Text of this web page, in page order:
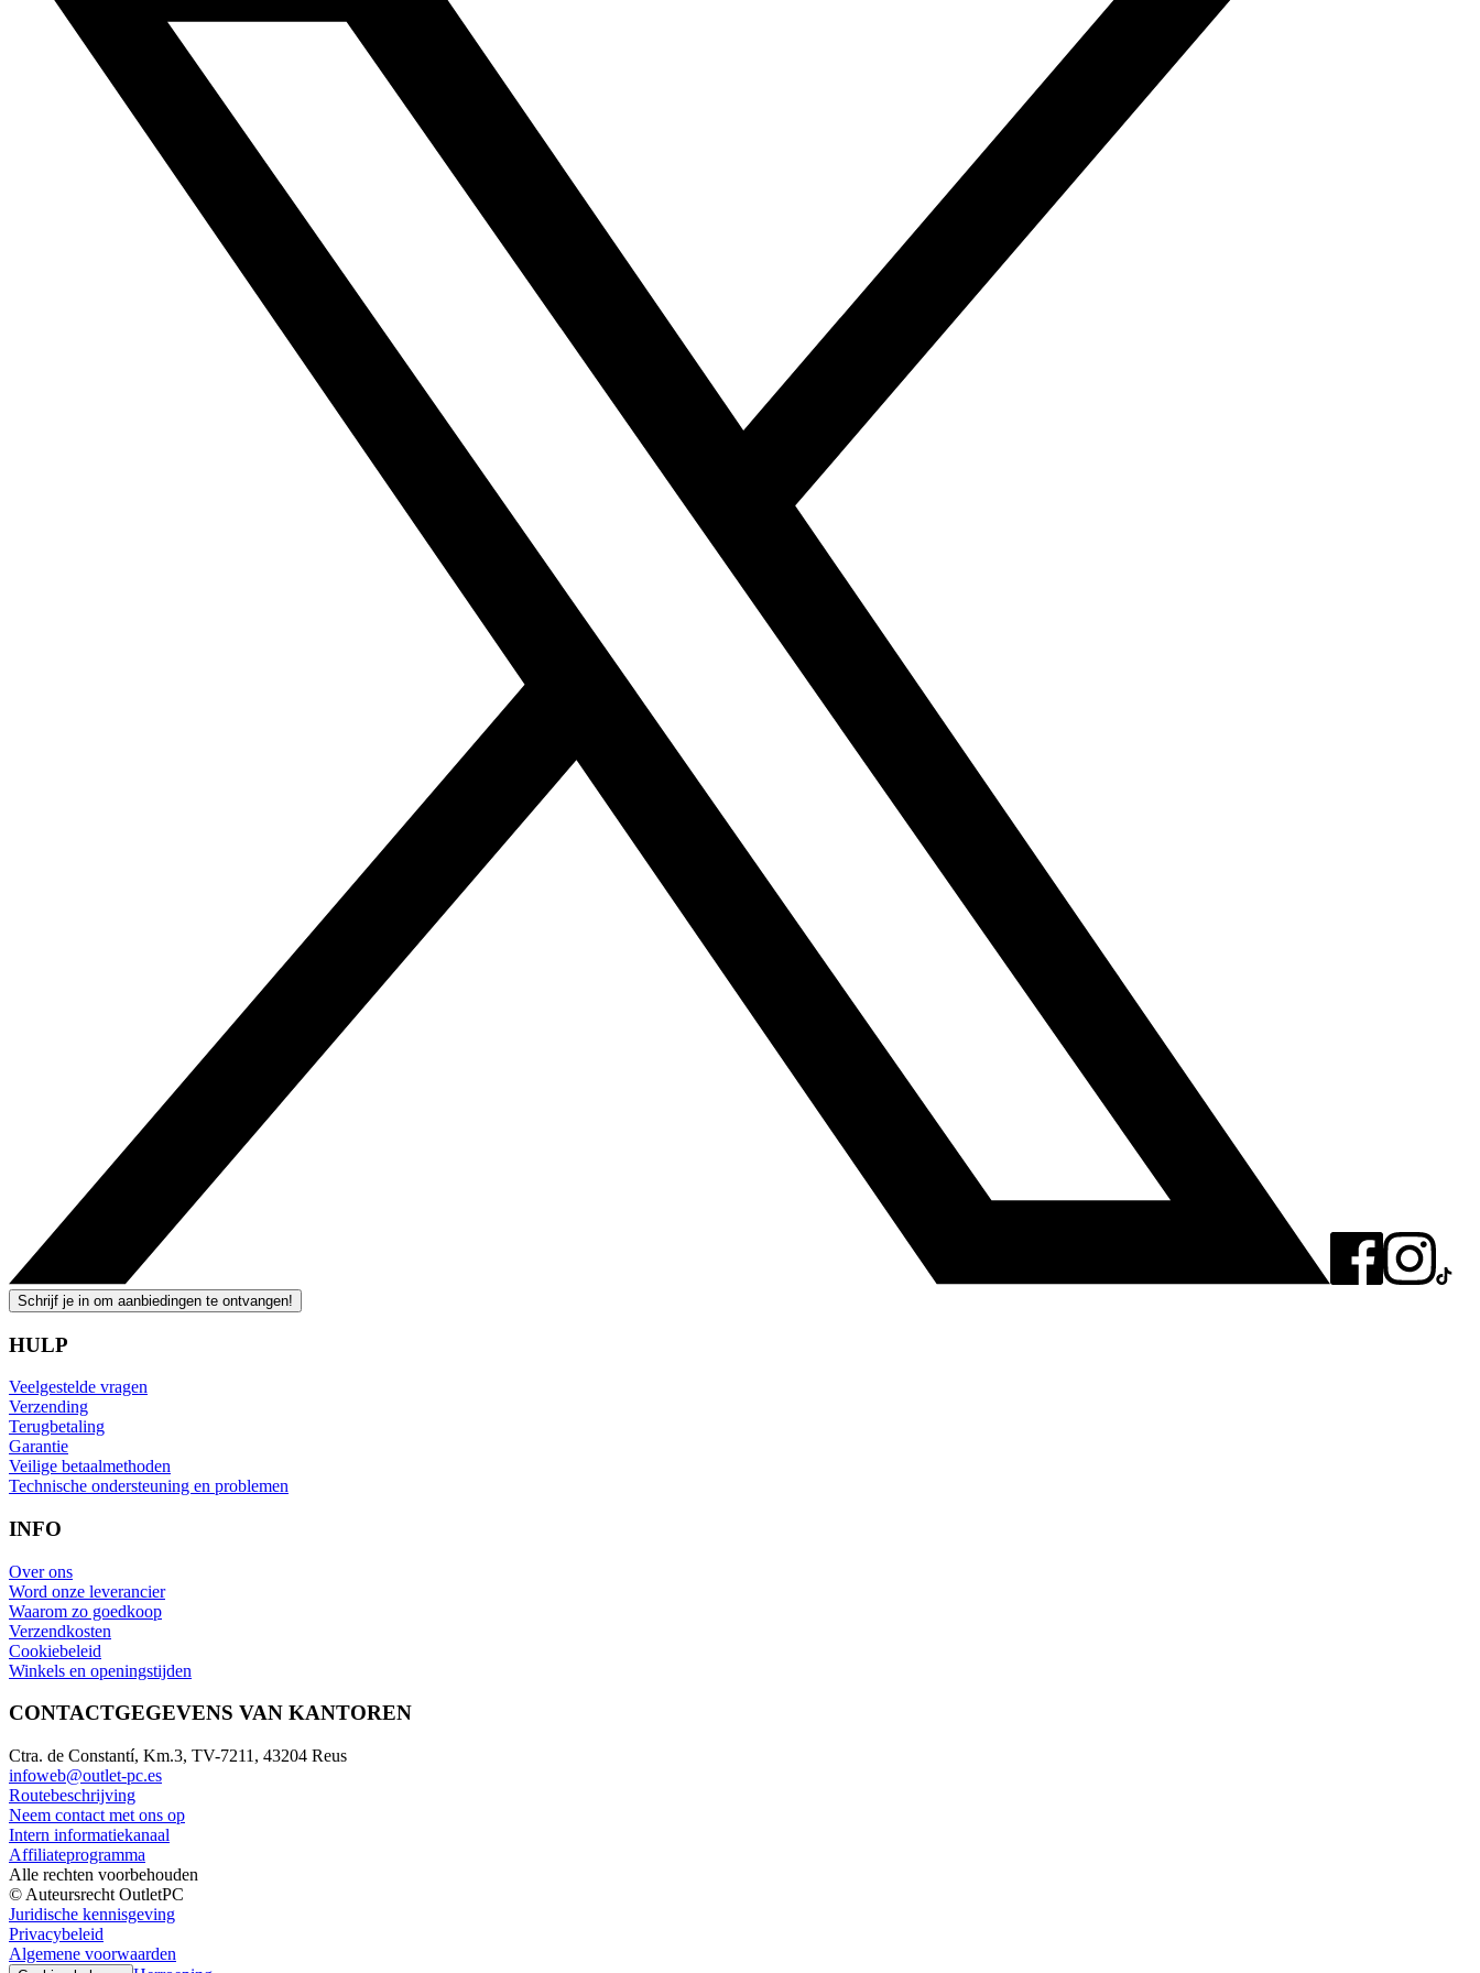
Schrijf je in om aanbiedingen te ontvangen!
HULP
Veelgestelde vragen
Verzending
Terugbetaling
Garantie
Veilige betaalmethoden
Technische ondersteuning en problemen
INFO
Over ons
Word onze leverancier
Waarom zo goedkoop
Verzendkosten
Cookiebeleid
Winkels en openingstijden
CONTACTGEGEVENS VAN KANTOREN
Ctra. de Constantí, Km.3, TV-7211, 43204 Reus
infoweb@outlet-pc.es
Routebeschrijving
Neem contact met ons op
Intern informatiekanaal
Affiliateprogramma
Alle rechten voorbehouden
© Auteursrecht OutletPC
Juridische kennisgeving
Privacybeleid
Algemene voorwaarden